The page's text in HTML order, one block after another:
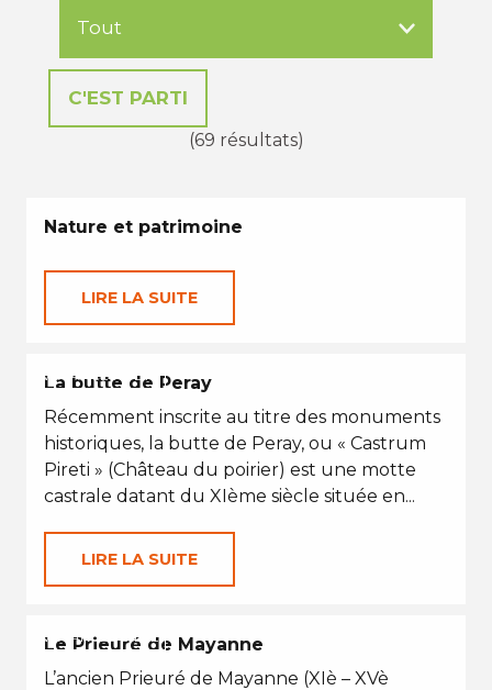
(69 résultats)
Nature et patrimoine
LIRE LA SUITE
VACANCES D'ÉTÉ
La butte de Peray
Récemment inscrite au titre des monuments
historiques, la butte de Peray, ou « Castrum
Pireti » (Château du poirier) est une motte
castrale datant du XIème siècle située en...
LIRE LA SUITE
VACANCES D'ÉTÉ
Le Prieuré de Mayanne
L’ancien Prieuré de Mayanne (XIè – XVè